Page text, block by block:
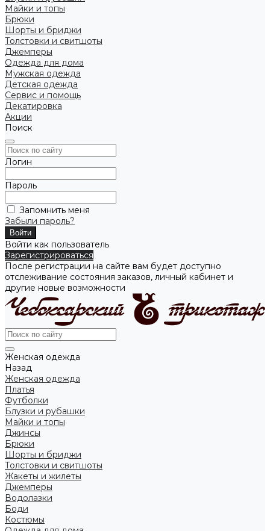
Майки и топы
Брюки
Шорты и бриджи
Толстовки и свитшоты
Джемперы
Одежда для дома
Мужская одежда
Детская одежда
Сервис и помощь
Декатировка
Акции
Поиск
Логин
Пароль
Запомнить меня
Забыли пароль?
Войти как пользователь
Зарегистрироваться
После регистрации на сайте вам будет доступно
отслеживание состояния заказов, личный кабинет и
другие новые возможности
Женская одежда
Назад
Женская одежда
Платья
Футболки
Блузки и рубашки
Майки и топы
Джинсы
Брюки
Шорты и бриджи
Толстовки и свитшоты
Жакеты и жилеты
Джемперы
Водолазки
Боди
Костюмы